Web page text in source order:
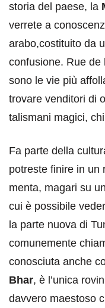
storia del paese, la
verrete a
arabo,costituito da
confusione. Rue de
sono le vie più
trovare venditori di
talismani magici,
Fa parte della
potreste finire in un
menta, magari su
cui è possibile
la parte nuova di
comunemente
conosciuta anche
Bhar, è l’unica
davvero maestoso